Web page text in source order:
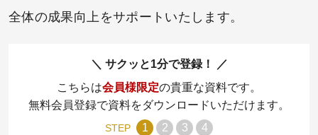
全体の成果向上をサポートいたします。
サクッと1分で登録！
こちらは会員様限定の貴重な資料です。
無料会員登録で資料をダウンロードいただけます。
STEP 1 2 3 4